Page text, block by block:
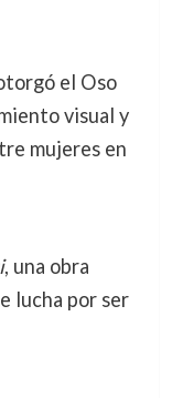
el Oso
visual y
mujeres en
, una obra
lucha por ser